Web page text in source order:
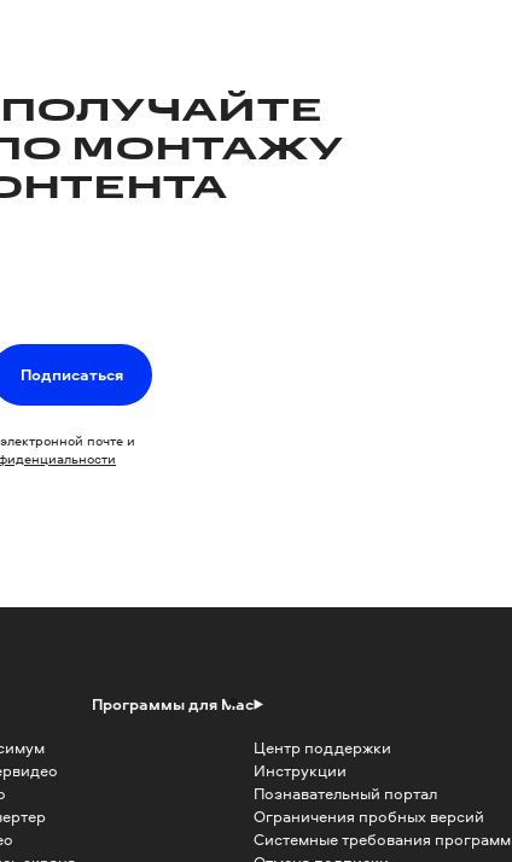
МОНТАЖУ
Подписаться
почте и
Программы для Mac
Центр поддержки
Инструкции
Познавательный портал
Ограничения пробных версий
Системные требования программ